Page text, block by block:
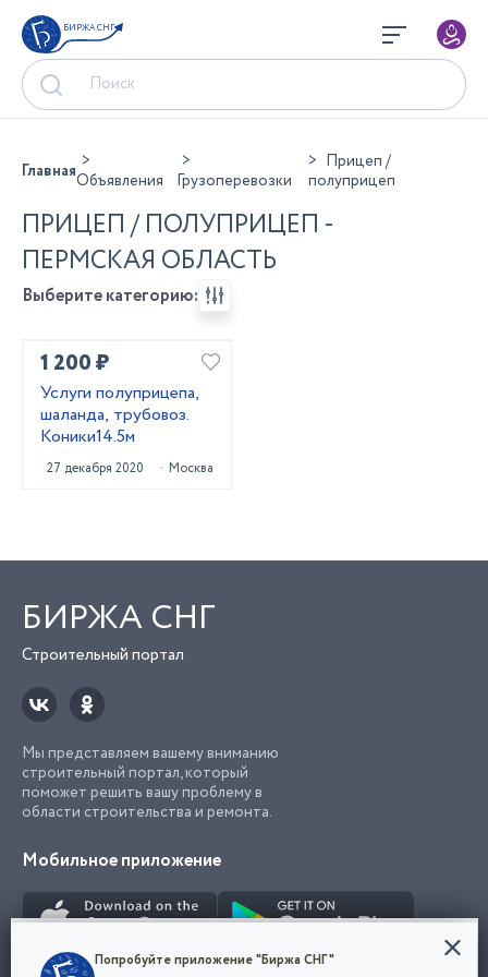
БИРЖА СНГ
ГлавнаяОбъявления Грузоперевозки
Прицеп /
полуприцеп
ПРИЦЕП / ПОЛУПРИЦЕП -
ПЕРМСКАЯ ОБЛАСТЬ
Выберите категорию:
1 200 ₽
Услуги полуприцепа,
шаланда, трубовоз.
Коники14.5м
27 декабря 2020 Москва
БИРЖА СНГ
Строительный портал
Мы представляем вашему вниманию
строительный портал, который
поможет решить вашу проблему в
области строительства и ремонта.
Мобильное приложение
Конфиденциальность
Попробуйте приложение "Биржа СНГ"